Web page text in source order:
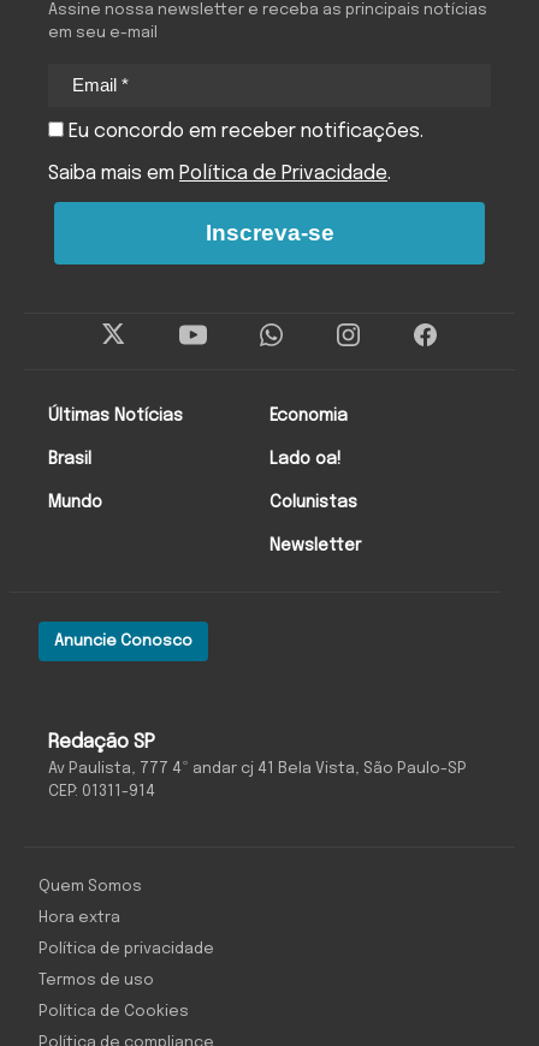
Redação SP
Av Paulista, 777 4º andar cj 41 Bela Vista, São Paulo-SP
CEP: 01311-914
Anuncie Conosco
Últimas Notícias
Brasil
Mundo
Economia
Lado oa!
Colunistas
Newsletter
Assine nossa newsletter e receba as principais notícias
em seu e-mail
Eu concordo em receber notificações.
Saiba mais em Política de Privacidade.
Inscreva-se
Quem Somos
Hora extra
Política de privacidade
Termos de uso
Política de Cookies